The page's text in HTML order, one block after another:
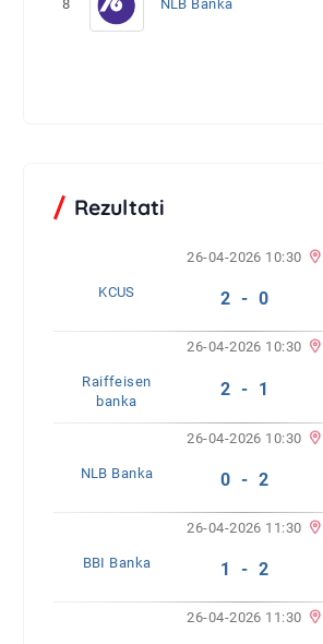
8 NLB Banka
Rezultati
26-04-2026 10:30
KCUS 2 - 0
26-04-2026 10:30
Raiffeisen
banka
2 - 1
26-04-2026 10:30
NLB Banka 0 - 2
26-04-2026 11:30
BBI Banka 1 - 2
26-04-2026 11:30